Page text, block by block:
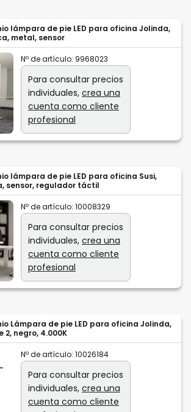
lámpara de pie LED para oficina Jolinda,
metal, sensor
Nº de artículo: 9968023
Para consultar precios
individuales, crea una
cuenta como cliente
profesional
lámpara de pie LED para oficina Susi,
sensor, regulador táctil
Nº de artículo: 10008329
Para consultar precios
individuales, crea una
cuenta como cliente
profesional
Lámpara de pie LED para oficina Jolinda,
2, negro, 4.000K
Nº de artículo: 10026184
Para consultar precios
individuales, crea una
cuenta como cliente